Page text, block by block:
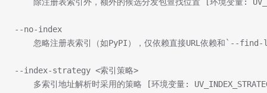
--no-index
忽略注册表索引（如PyPI），仅依赖直接URL依赖和`--find-
--index-strategy <索引策略>
多索引地址解析时采用的策略 [环境变量: